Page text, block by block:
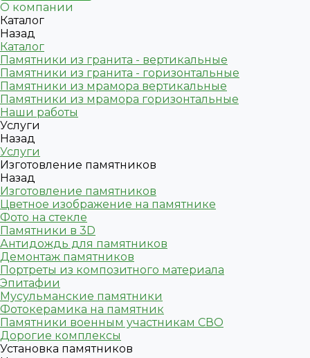
О компании
Каталог
Назад
Каталог
Памятники из гранита - вертикальные
Памятники из гранита - горизонтальные
Памятники из мрамора вертикальные
Памятники из мрамора горизонтальные
Наши работы
Услуги
Назад
Услуги
Изготовление памятников
Назад
Изготовление памятников
Цветное изображение на памятнике
Фото на стекле
Памятники в 3D
Антидождь для памятников
Демонтаж памятников
Портреты из композитного материала
Эпитафии
Мусульманские памятники
Фотокерамика на памятник
Памятники военным участникам СВО
Дорогие комплексы
Установка памятников